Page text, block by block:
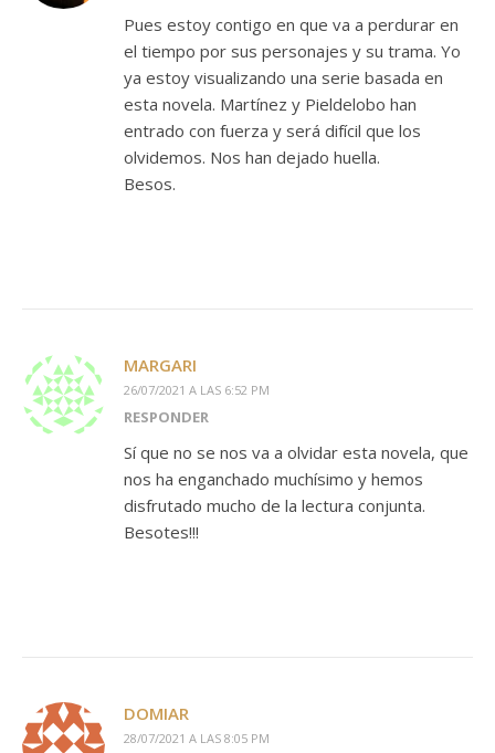
Pues estoy contigo en que va a perdurar en
el tiempo por sus personajes y su trama. Yo
ya estoy visualizando una serie basada en
esta novela. Martínez y Pieldelobo han
entrado con fuerza y será difícil que los
olvidemos. Nos han dejado huella.
Besos.
MARGARI
26/07/2021 A LAS 6:52 PM
RESPONDER
Sí que no se nos va a olvidar esta novela, que
nos ha enganchado muchísimo y hemos
disfrutado mucho de la lectura conjunta.
Besotes!!!
DOMIAR
28/07/2021 A LAS 8:05 PM